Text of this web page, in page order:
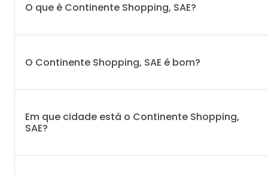
O que é Continente Shopping, SAE?
O Continente Shopping, SAE é bom?
Em que cidade está o Continente Shopping,
SAE?